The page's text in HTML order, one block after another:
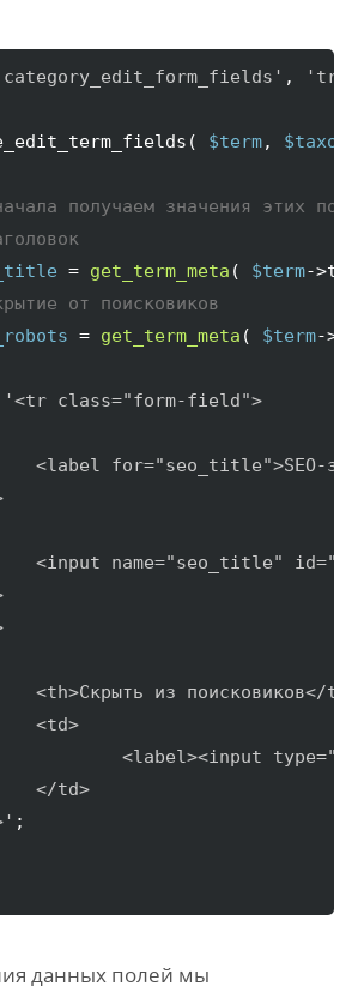
,
( $term,
получаем значения этих
= get_term_meta ( $term->
от поисковиков
= get_term_meta ( $term->
'<tr class="form-field">
<input name="seo_title"
<label><input
;
данных полей мы